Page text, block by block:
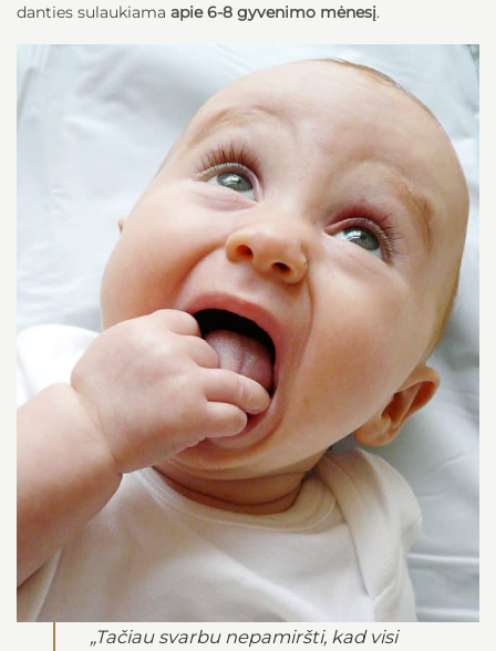
danties sulaukiama apie 6-8 gyvenimo mėnesį.
„Tačiau svarbu nepamiršti, kad visi